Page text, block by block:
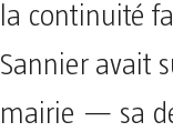
la continuité
Sannier avait
mairie — sa